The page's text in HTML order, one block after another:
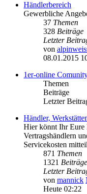
Händlerbereich
Gewerbliche
37 Themen
328 Beiträge
Letzter
von
08.01.2015
1er-online
Themen
Beiträge
Letzter
Händler,
Hier könnt Ihr Eure
Vertragshändlern
Servicekosten
871 Themen
1321 Beiträge
Letzter
von mannick
Heute 02:22